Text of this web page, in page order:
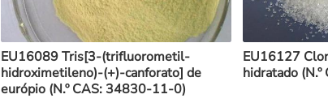
EU16089 Tris[3-(trifluorometil-
hidroximetileno)-(+)-canforato] de
európio (N.º CAS: 34830-11-0)
EU16127
hidratado